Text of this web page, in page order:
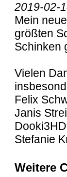
2019-02-
Mein
größten
Schinken
Vielen
Felix
Janis
Dooki3HD
Stefanie
Weitere